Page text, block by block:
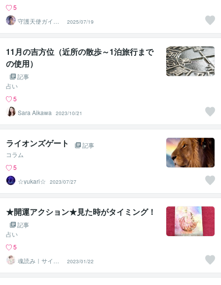
5
守護天使ガイ
ド・メッセンジ
ャー✨結実
2025/07/19
11月の吉方位（近所の散歩～1泊旅行まで
の使用）
記事
占い
5
Sara Aikawa
2023/10/21
ライオンズゲート
記事
コラム
5
☆yukari☆
2023/07/27
★開運アクション★見た時がタイミング！
記事
占い
5
魂読み｜サイキ
ック占術家 緋
井彩友
2023/01/22